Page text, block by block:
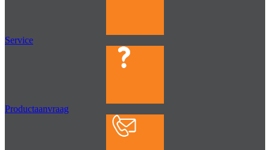
Service
Productaanvraag